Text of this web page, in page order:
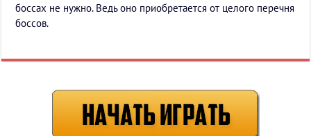
боссах не нужно. Ведь оно приобретается от целого перечня
боссов.